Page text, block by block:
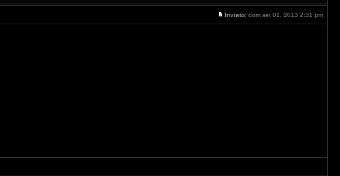
Inviato: dom set 01, 2013 2:31 pm